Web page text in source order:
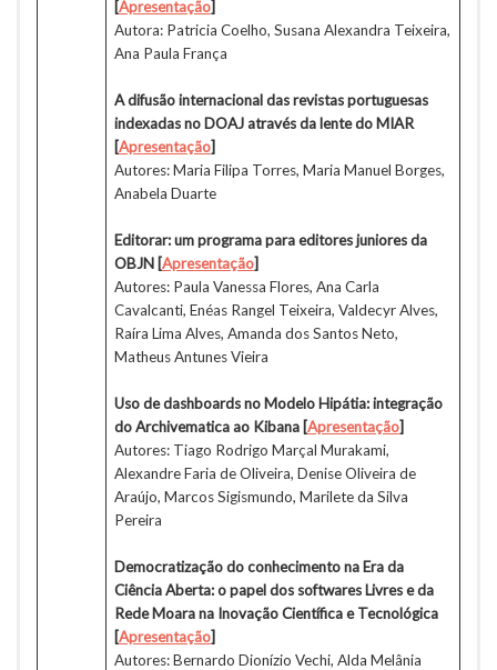
[Apresentação]
Autora: Patricia Coelho, Susana Alexandra Teixeira,
Ana Paula França
A difusão internacional das revistas portuguesas
indexadas no DOAJ através da lente do MIAR
[Apresentação]
Autores: Maria Filipa Torres, Maria Manuel Borges,
Anabela Duarte
Editorar: um programa para editores juniores da
OBJN [Apresentação]
Autores: Paula Vanessa Flores, Ana Carla
Cavalcanti, Enéas Rangel Teixeira, Valdecyr Alves,
Raíra Lima Alves, Amanda dos Santos Neto,
Matheus Antunes Vieira
Uso de dashboards no Modelo Hipátia: integração
do Archivematica ao Kibana [Apresentação]
Autores: Tiago Rodrigo Marçal Murakami,
Alexandre Faria de Oliveira, Denise Oliveira de
Araújo, Marcos Sigismundo, Marilete da Silva
Pereira
Democratização do conhecimento na Era da
Ciência Aberta: o papel dos softwares Livres e da
Rede Moara na Inovação Científica e Tecnológica
[Apresentação]
Autores: Bernardo Dionízio Vechi, Alda Melânia